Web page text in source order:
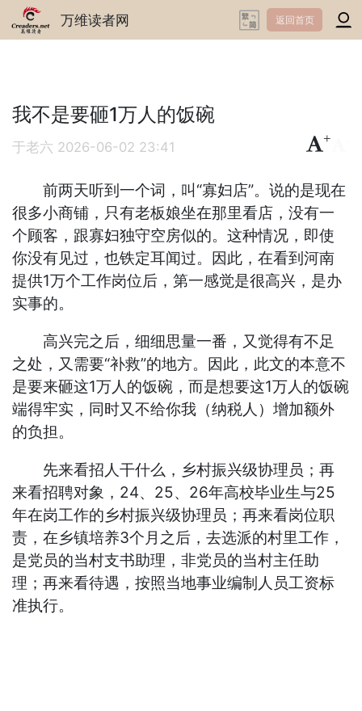
万维读者网 返回首页
我不是要砸1万人的饭碗
于老六 2026-06-02 23:41
+
前两天听到一个词，叫“寡妇店”。说的是现在
很多小商铺，只有老板娘坐在那里看店，没有一
个顾客，跟寡妇独守空房似的。这种情况，即使
你没有见过，也铁定耳闻过。因此，在看到河南
提供1万个工作岗位后，第一感觉是很高兴，是办
实事的。
高兴完之后，细细思量一番，又觉得有不足
之处，又需要“补救”的地方。因此，此文的本意不
是要来砸这1万人的饭碗，而是想要这1万人的饭碗
端得牢实，同时又不给你我（纳税人）增加额外
的负担。
先来看招人干什么，乡村振兴级协理员；再
来看招聘对象，24、25、26年高校毕业生与25
年在岗工作的乡村振兴级协理员；再来看岗位职
责，在乡镇培养3个月之后，去选派的村里工作，
是党员的当村支书助理，非党员的当村主任助
理；再来看待遇，按照当地事业编制人员工资标
准执行。